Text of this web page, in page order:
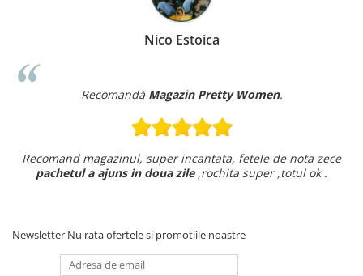
Nico Estoica
Recomandă Magazin Pretty Women.
Recomand magazinul, super incantata, fetele de nota zece
pachetul a ajuns in doua zile,rochita super ,totul ok .
Newsletter Nu rata ofertele si promotiile noastre